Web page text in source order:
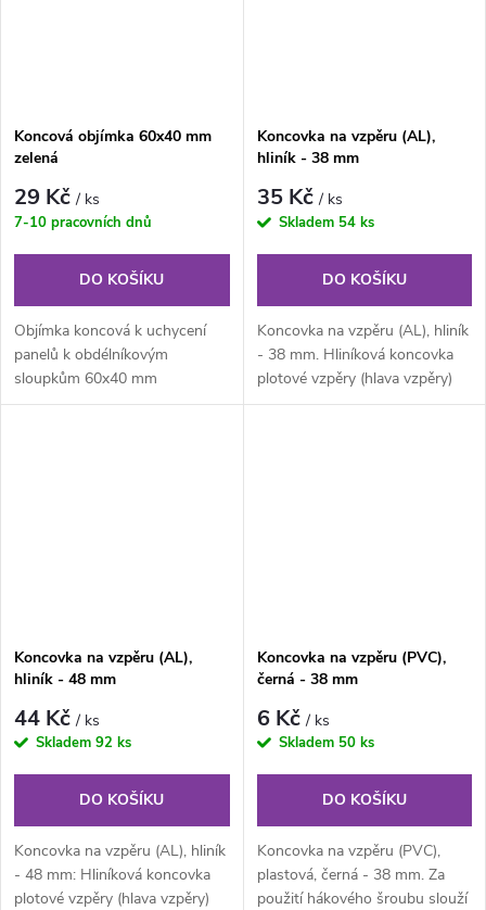
Koncová objímka 60x40 mm
zelená
29 Kč/ ks
7-10 pracovních dnů
DO KOŠÍKU
Objímka koncová k uchycení
panelů k obdélníkovým
sloupkům 60x40 mm
Koncovka na vzpěru (AL),
hliník - 38 mm
35 Kč/ ks
Skladem 54 ks
DO KOŠÍKU
Koncovka na vzpěru (AL), hliník
- 38 mm. Hliníková koncovka
plotové vzpěry (hlava vzpěry)
slouží při stavbě plotu k...
Koncovka na vzpěru (AL),
hliník - 48 mm
44 Kč/ ks
Skladem 92 ks
DO KOŠÍKU
Koncovka na vzpěru (AL), hliník
- 48 mm: Hliníková koncovka
plotové vzpěry (hlava vzpěry)
Koncovka na vzpěru (PVC),
černá - 38 mm
6 Kč/ ks
Skladem 50 ks
DO KOŠÍKU
Koncovka na vzpěru (PVC),
plastová, černá - 38 mm. Za
použití hákového šroubu slouží